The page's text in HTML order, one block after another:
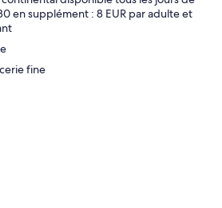
en supplément : 8 EUR par adulte et
fine